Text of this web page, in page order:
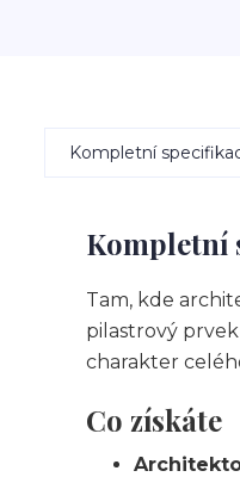
Kompletní
Kompletní
Tam, kde
pilastrový
charakter
Co získáte